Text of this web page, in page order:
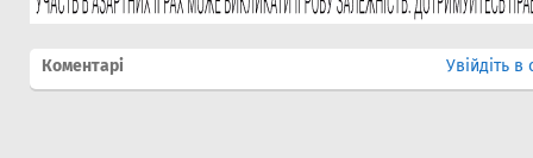
Коментарі Увійдіть в